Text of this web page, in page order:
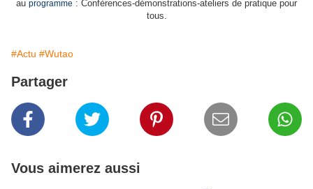
au programme : Conférences-démonstrations-ateliers de pratique pour
tous.
#Actu #Wutao
Partager
Vous aimerez aussi